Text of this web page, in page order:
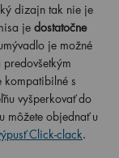
dizajn tak nie je
je dostatočne
je možné
s
vyšperkovať do
môžete objednať u
Click-clack.